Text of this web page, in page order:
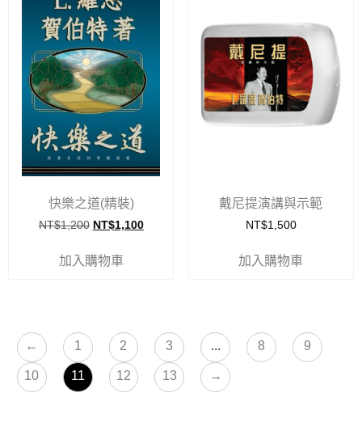
快樂之道(精裝)
NT$1,200 NT$1,100
加入購物車
戴尼提演講與示範
NT$1,500
加入購物車
← 1 2 3 ... 8 9
10 11 12 13 →